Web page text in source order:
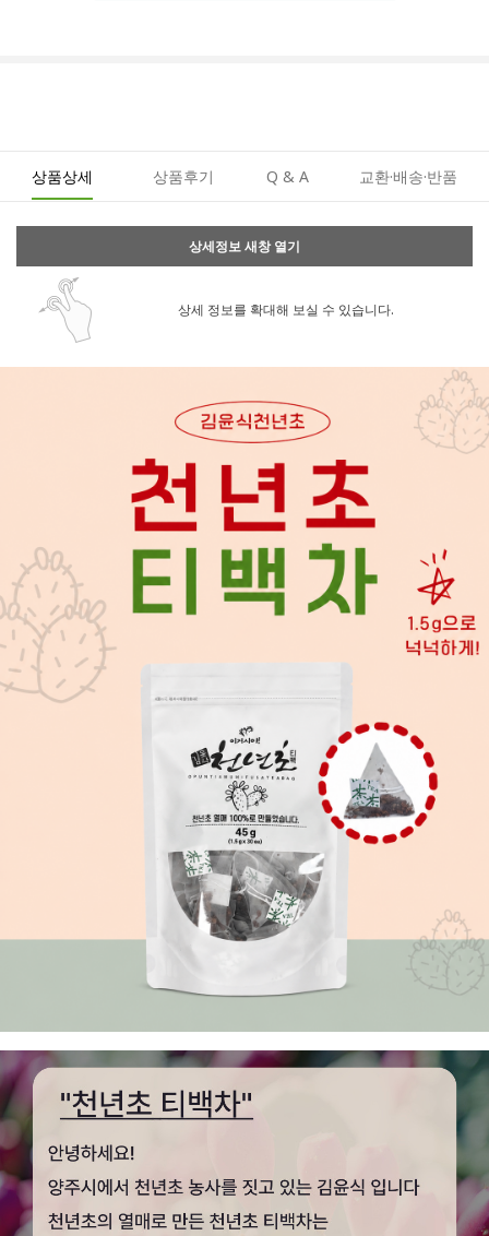
상품상세 상품후기 Q & A 교환·배송·반품
상세정보 새창 열기
상세 정보를 확대해 보실 수 있습니다.